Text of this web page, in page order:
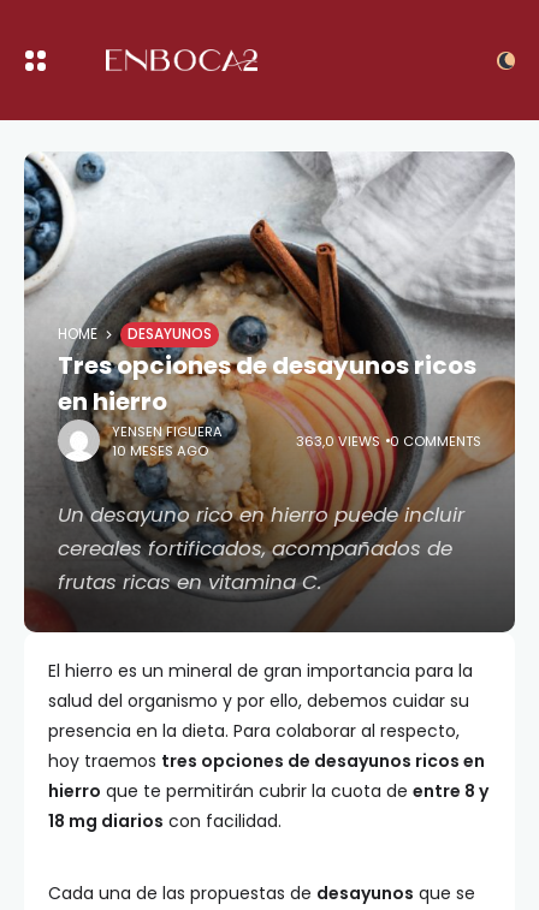
HOME DESAYUNOS
Tres opciones de desayunos ricos
en hierro
YENSEN FIGUERA
10 MESES AGO
363,0 VIEWS 0 COMMENTS
Un desayuno rico en hierro puede incluir
cereales fortificados, acompañados de
frutas ricas en vitamina C.
El hierro es un mineral de gran importancia para la
salud del organismo y por ello, debemos cuidar su
presencia en la dieta. Para colaborar al respecto,
hoy traemos tres opciones de desayunos ricos en
hierro que te permitirán cubrir la cuota de entre 8 y
18 mg diarios con facilidad.
Cada una de las propuestas de desayunos que se